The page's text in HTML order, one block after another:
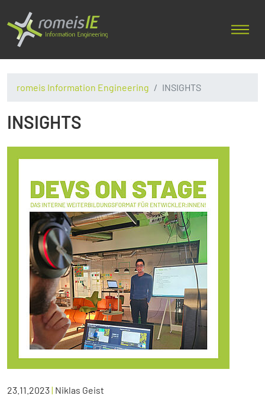
romeis Information Engineering INSIGHTS
INSIGHTS
23.11.2023| Niklas Geist